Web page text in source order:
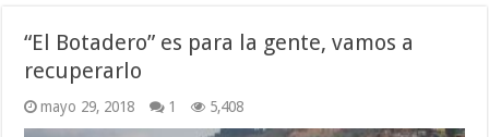
“El Botadero” es para la gente, vamos a
recuperarlo
mayo 29, 2018 1 5,408